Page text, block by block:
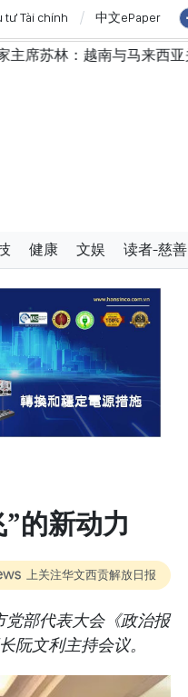
tư Tài chính 中文ePaper
马来西亚关系日益活跃
健康 文娱 读者-慈善
的新动力
上关注华文西贡解放日报
部代表大会《政治报
阮文利主持会议。